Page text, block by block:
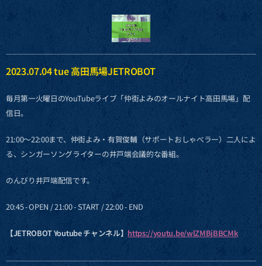
2023.07.04 tue 高田馬場JETROBOT
毎月第一火曜日のYouTubeライブ「仲街よみのオールナイト高田馬場」配
信日。
21:00〜22:00まで、仲街よみ・有賀俊輔（サポートおしゃべラー）二人によ
る、シンガーソングライターの井戸端会議的な番組。
のんびり井戸端配信です。
20:45 - OPEN / 21:00 - START / 22:00 - END
【JETROBOT Youtube チャンネル】 https://youtu.be/wlZMBjBBCMk